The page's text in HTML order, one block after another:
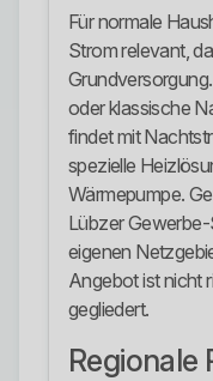
Für normale
Strom relevant,
oder klassische
findet mit
spezielle
Wärmepumpe.
Lübzer
eigenen
Angebot ist nicht
gegliedert.
Regionale